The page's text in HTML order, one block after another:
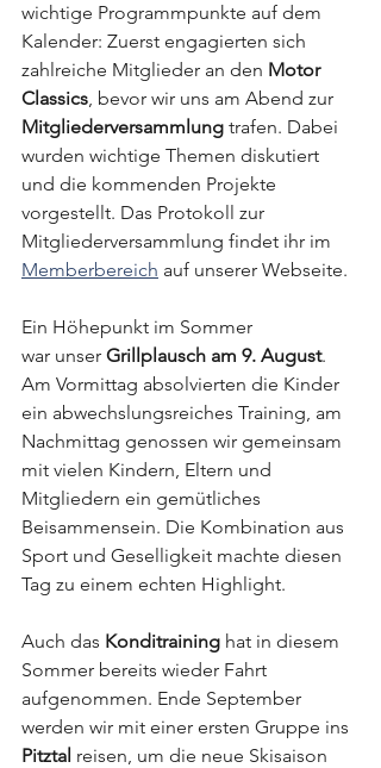
wichtige Programmpunkte auf dem
Kalender: Zuerst engagierten sich
zahlreiche Mitglieder an den Motor
Classics, bevor wir uns am Abend zur
Mitgliederversammlung trafen. Dabei
wurden wichtige Themen diskutiert
und die kommenden Projekte
vorgestellt. Das Protokoll zur
Mitgliederversammlung findet ihr im
Memberbereich auf unserer Webseite.
Ein Höhepunkt im Sommer
war unser Grillplausch am 9. August.
Am Vormittag absolvierten die Kinder
ein abwechslungsreiches Training, am
Nachmittag genossen wir gemeinsam
mit vielen Kindern, Eltern und
Mitgliedern ein gemütliches
Beisammensein. Die Kombination aus
Sport und Geselligkeit machte diesen
Tag zu einem echten Highlight.
Auch das Konditraining hat in diesem
Sommer bereits wieder Fahrt
aufgenommen. Ende September
werden wir mit einer ersten Gruppe ins
Pitztal reisen, um die neue Skisaison